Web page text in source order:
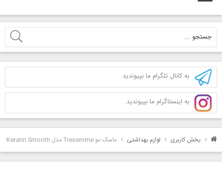
به کانال تلگرام ما بپیوندید.
به اینستاگرام ما بپیوندید.
بخش کاربری لوازم بهداشتی ماسک مو Tresemme مدل Keratin Smooth